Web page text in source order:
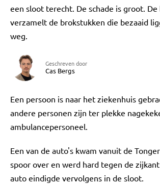
een sloot terecht. De schade is groot.
verzamelt de brokstukken die bezaaid
weg.
Geschreven door
Cas Bergs
Een persoon is naar het ziekenhuis
andere personen zijn ter plekke
ambulancepersoneel.
Een van de auto's kwam vanuit de
spoor over en werd hard tegen de
auto eindigde vervolgens in de sloot.